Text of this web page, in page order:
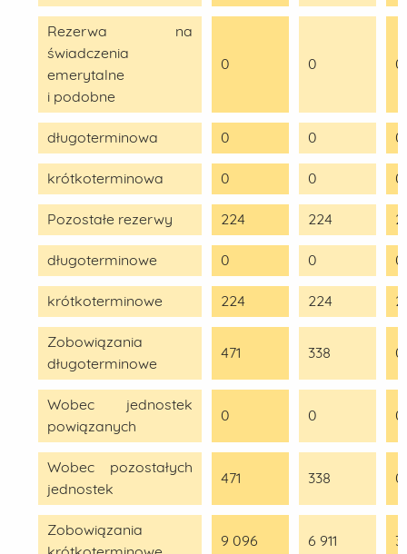
Rezerwa na
świadczenia
emerytalne
i podobne
0 0 0
długoterminowa 0 0 0
krótkoterminowa 0 0 0
Pozostałe rezerwy 224 224
długoterminowe 0 0 0
krótkoterminowe 224 224
Zobowiązania
długoterminowe
471 338 0
Wobec jednostek
powiązanych
0 0 0
Wobec pozostałych
jednostek
471 338 0
Zobowiązania
9 096 6 911 3